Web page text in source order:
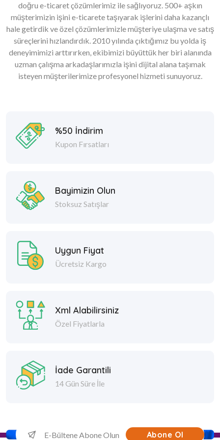
doğru e-ticaret çözümlerimiz ile sağlıyoruz. 500+ aşkın
müşterimizin işini e-ticarete taşıyarak işlerini daha kazançlı
hale getirdik ve özel çözümlerimizle müşteriye ulaşma ve satış
süreçlerini hızlandırdık. 2010 yılında çıktığımız bu yolda iş
deneyimimizi arttırırken, ekibimizi büyüttük her biri alanında
uzman çalışma arkadaşlarımızla işini dijital alana taşımak
isteyen müşterilerimize profesyonel hizmeti sunuyoruz.
%50 İndirim
Kupon Fırsatları
Bayimizin Olun
Stoksuz Satışlar
Uygun Fiyat
Ücretsiz Kargo
Xml Alabilirsiniz
Özel Fiyatlarla
İade Garantili
14 Gün Süre İle
Abone Ol